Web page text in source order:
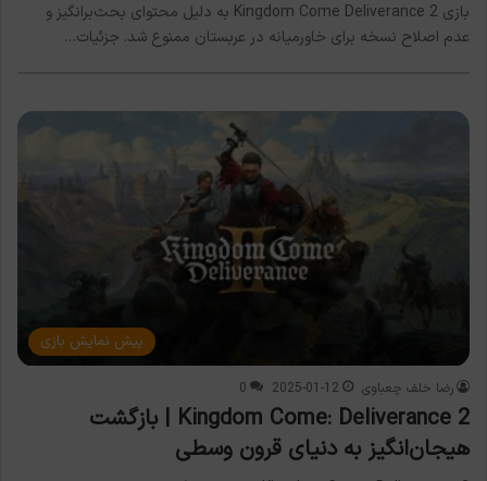
بازی Kingdom Come Deliverance 2 به دلیل محتوای بحث‌برانگیز و
عدم اصلاح نسخه برای خاورمیانه در عربستان ممنوع شد. جزئیات…
پیش نمایش بازی
رضا خلف چعباوی 2025-01-12
0
Kingdom Come: Deliverance 2 | بازگشت
هیجان‌انگیز به دنیای قرون وسطی